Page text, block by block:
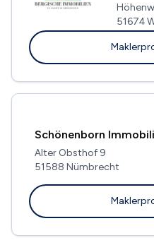
51674
Schönenborn
Alter Obsthof 9
51588 Nümbrecht